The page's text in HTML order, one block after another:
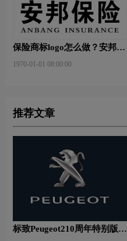
保险商标logo怎么做？安邦保
1970-01-01 08:00:00
推荐文章
标致Peugeot210周年特别版新